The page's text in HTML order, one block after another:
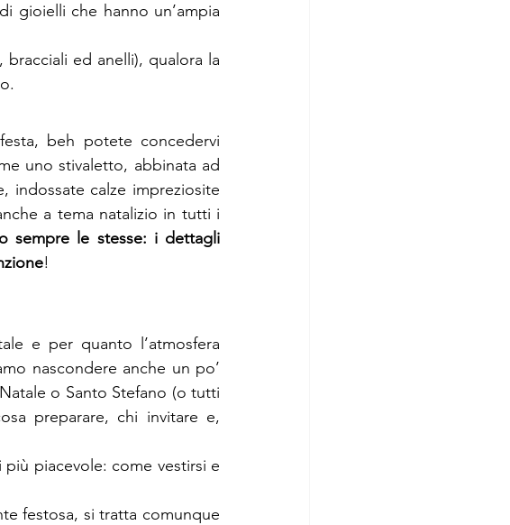
gioielli che hanno un’ampia
ed anelli), qualora la
beh potete concedervi
uno stivaletto, abbinata ad
indossate calze impreziosite
a tema natalizio in tutti i
sempre le stesse: i dettagli
!
e per quanto l’atmosfera
nascondere anche un po’
o Santo Stefano (o tutti
preparare, chi invitare e,
piacevole: come vestirsi e
festosa, si tratta comunque